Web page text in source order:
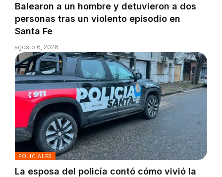
Balearon a un hombre y detuvieron a dos
personas tras un violento episodio en
Santa Fe
agosto 6, 2026
POLICIALES
La esposa del policía contó cómo vivió la